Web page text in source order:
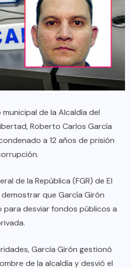
de la Alcaldía del
Roberto Carlos García
a 12 años de prisión
de la República (FGR) de El
que García Girón
para desviar fondos públicos a
García Girón gestionó
de la alcaldía y desvió el